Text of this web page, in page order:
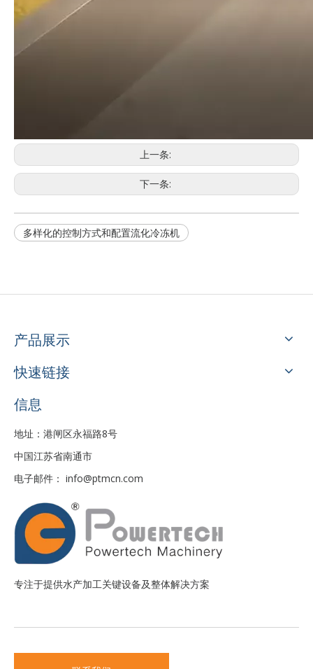
上一条:
下一条:
多样化的控制方式和配置流化冷冻机
产品展示
快速链接
信息
地址：港闸区永福路8号
中国江苏省南通市
电子邮件： info@ptmcn.com
专注于提供水产加工关键设备及整体解决方案